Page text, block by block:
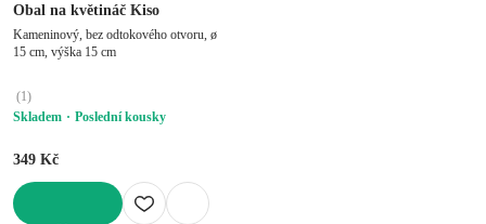
Obal na květináč Kiso
Kameninový, bez odtokového otvoru, ø
15 cm, výška 15 cm
(1)
Skladem
Poslední kousky
349 Kč